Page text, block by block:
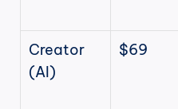
Creator
(AI)
$69